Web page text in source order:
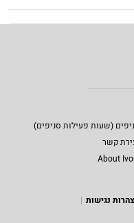
(שעות פעילות סניפים)
קשר
About
נגישות